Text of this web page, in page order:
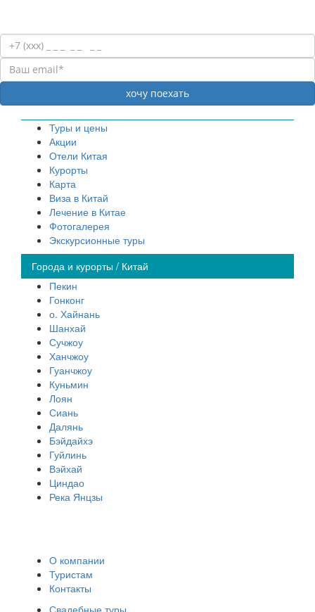
Туры и цены
Акции
Отели Китая
Курорты
Карта
Виза в Китай
Лечение в Китае
Фотогалерея
Экскурсионные туры
Города и курорты / Китай
Пекин
Гонконг
о. Хайнань
Шанхай
Сучжоу
Ханчжоу
Гуанчжоу
Куньмин
Лоян
Сиань
Далянь
Бэйдайхэ
Гуйлинь
Вэйхай
Циндао
Река Янцзы
О компании
Туристам
Контакты
Свадебные туры